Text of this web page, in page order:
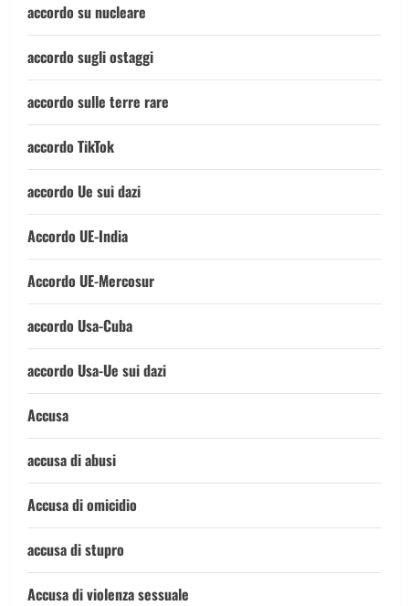
accordo su nucleare
accordo sugli ostaggi
accordo sulle terre rare
accordo TikTok
accordo Ue sui dazi
Accordo UE-India
Accordo UE-Mercosur
accordo Usa-Cuba
accordo Usa-Ue sui dazi
Accusa
accusa di abusi
Accusa di omicidio
accusa di stupro
Accusa di violenza sessuale